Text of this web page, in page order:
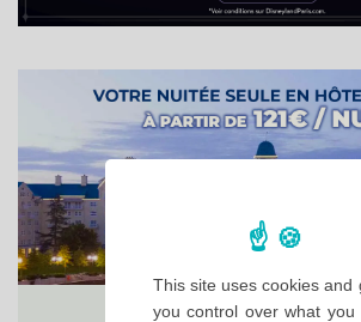
This site uses cookies and
you control over what you